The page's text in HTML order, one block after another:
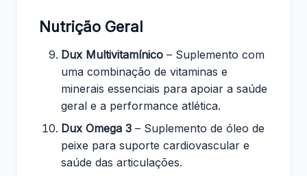
Nutrição Geral
Dux Multivitamínico – Suplemento com
uma combinação de vitaminas e
minerais essenciais para apoiar a saúde
geral e a performance atlética.
Dux Omega 3 – Suplemento de óleo de
peixe para suporte cardiovascular e
saúde das articulações.